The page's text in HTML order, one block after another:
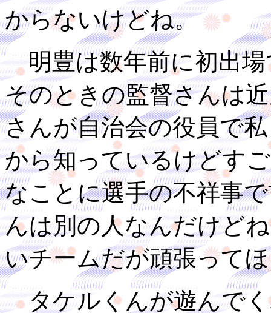
からないけどね。
明豊は数年前に初出場
そのときの監督さんは
さんが自治会の役員で
から知っているけどす
なことに選手の不祥事
んは別の人なんだけど
いチームだが頑張って
タケルくんが遊んでく